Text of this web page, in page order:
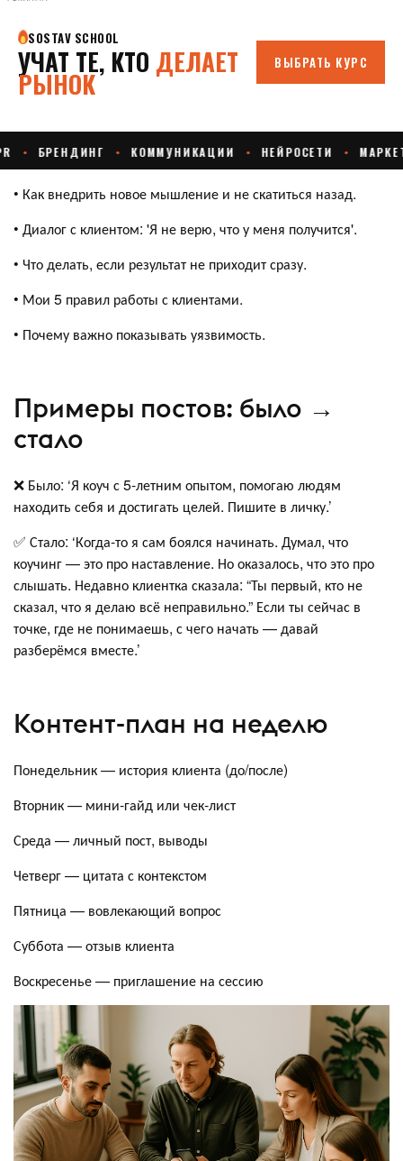
• Как внедрить новое мышление и не скатиться назад.
• Диалог с клиентом: 'Я не верю, что у меня получится'.
• Что делать, если результат не приходит сразу.
• Мои 5 правил работы с клиентами.
• Почему важно показывать уязвимость.
Примеры постов: было →
стало
❌ Было: ‘Я коуч с 5-летним опытом, помогаю людям
находить себя и достигать целей. Пишите в личку.’
✅ Стало: ‘Когда-то я сам боялся начинать. Думал, что
коучинг — это про наставление. Но оказалось, что это про
слышать. Недавно клиентка сказала: “Ты первый, кто не
сказал, что я делаю всё неправильно.” Если ты сейчас в
точке, где не понимаешь, с чего начать — давай
разберёмся вместе.’
Контент-план на неделю
Понедельник — история клиента (до/после)
Вторник — мини-гайд или чек-лист
Среда — личный пост, выводы
Четверг — цитата с контекстом
Пятница — вовлекающий вопрос
Суббота — отзыв клиента
Воскресенье — приглашение на сессию